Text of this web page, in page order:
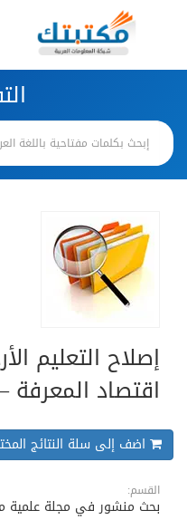
إصلاح التعليم
اقتصاد المعرفة
اضف إلى سلة النتائج
القسم:
بحث منشور في مجلة علمية